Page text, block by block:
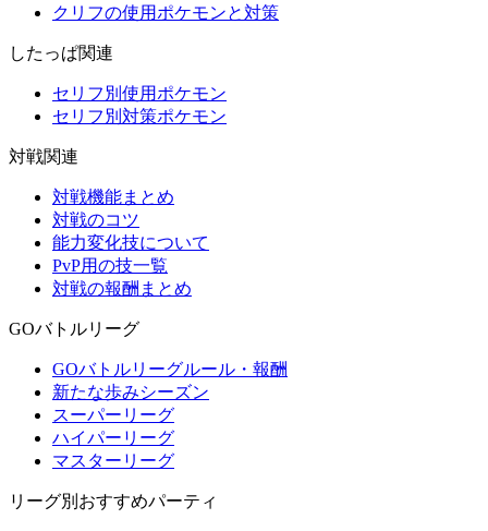
クリフの使用ポケモンと対策
したっぱ関連
セリフ別使用ポケモン
セリフ別対策ポケモン
対戦関連
対戦機能まとめ
対戦のコツ
能力変化技について
PvP用の技一覧
対戦の報酬まとめ
GOバトルリーグ
GOバトルリーグルール・報酬
新たな歩みシーズン
スーパーリーグ
ハイパーリーグ
マスターリーグ
リーグ別おすすめパーティ